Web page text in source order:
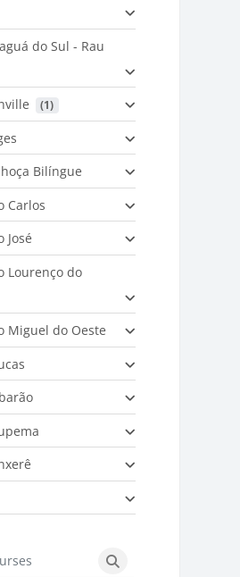
do Sul - Rau
(1)
Bilíngue
Carlos
José
Lourenço do
Miguel do Oeste